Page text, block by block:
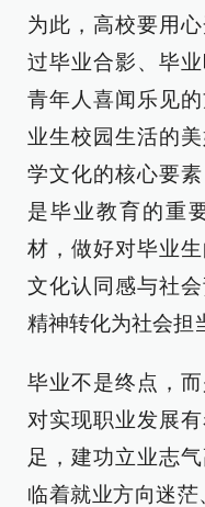
为此，高校要用
过毕业合影、毕
青年人喜闻乐见
业生校园生活的
学文化的核心要
是毕业教育的重
材，做好对毕业
文化认同感与社
精神转化为社会担
毕业不是终点，
对实现职业发展
足，建功立业志
临着就业方向迷